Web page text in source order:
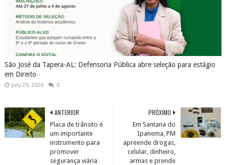
São José da Tapera-AL: Defensoria Pública abre seleção para estágio
em Direito
July 29, 2026 0
PRÓXIMO
Em Santana do
Ipanema, PM
apreende drogas,
celular, dinheiro,
armas e prende
ANTERIOR
Placa de trânsito é
um importante
instrumento para
promover
segurança viária